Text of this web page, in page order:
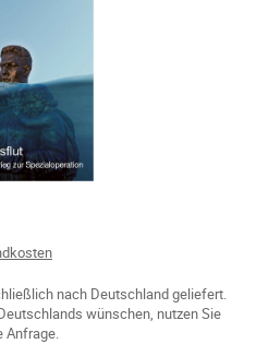
nach Deutschland geliefert.
wünschen, nutzen Sie
Anfrage.